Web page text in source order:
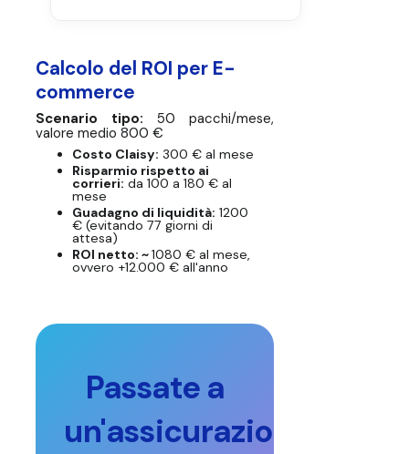
Calcolo del ROI per E-
commerce
Scenario tipo: 50 pacchi/mese,
valore medio 800 €
Costo Claisy: 300 € al mese
Risparmio rispetto ai
corrieri: da 100 a 180 € al
mese
Guadagno di liquidità: 1200
€ (evitando 77 giorni di
attesa)
ROI netto: ~1080 € al mese,
ovvero +12.000 € all'anno
Passate a
un'assicurazione